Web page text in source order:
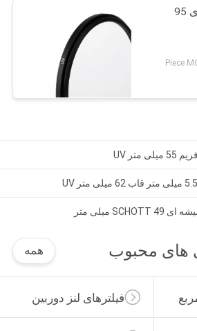
فیلتر لنز شیشه نوری 95
های محبوب همه
فیلترهای لنز دوربین